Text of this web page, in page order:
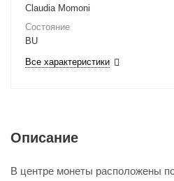
Claudia Momoni
Состояние
BU
Все характеристики
Описание
В центре монеты расположены